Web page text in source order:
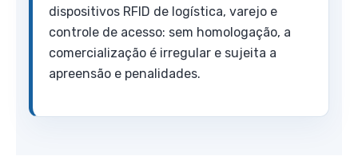
dispositivos RFID de logística, varejo e
controle de acesso: sem homologação, a
comercialização é irregular e sujeita a
apreensão e penalidades.